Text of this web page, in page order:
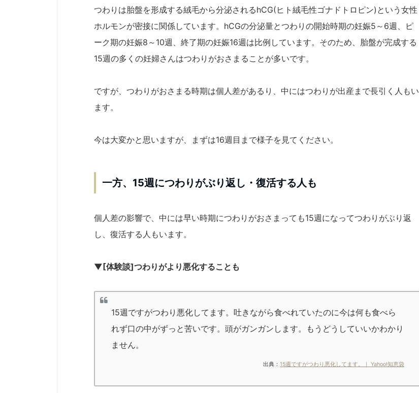
つわりは胎盤を形成する絨毛から分泌されるhCG(ヒト絨毛性ゴナドトロピン)という女性
ホルモンが密接に関係しています。hCGの分泌量とつわりの開始時期の妊娠5～6週、ピ
ーク期の妊娠8～10週、終了期の妊娠16週は比例しています。そのため、胎盤が完成する
15週の多くの妊婦さんはつわりがおさまることが多いです。
ですが、つわりがおさまる時期は個人差があるり、中にはつわりが出産まで長引く人もい
ます。
今は大変かと思いますが、まずは16週目まで様子を見てください。
一方、15週につわりがぶり返し・復活する人も
個人差の影響で、中には早い時期につわりがおさまっても15週になってつわりがぶり返
し、復活する人もいます。
▼[体験談]つわりがより悪化することも
15週ですがつわり悪化してます。吐きながら食べれていたのに今は何も食べら
れず口の中がずっと苦いです。頭がガンガンします。もうどうしていいかわかり
ません。
出典： 15週ですがつわり悪化してます。｜ Yahoo!知恵袋